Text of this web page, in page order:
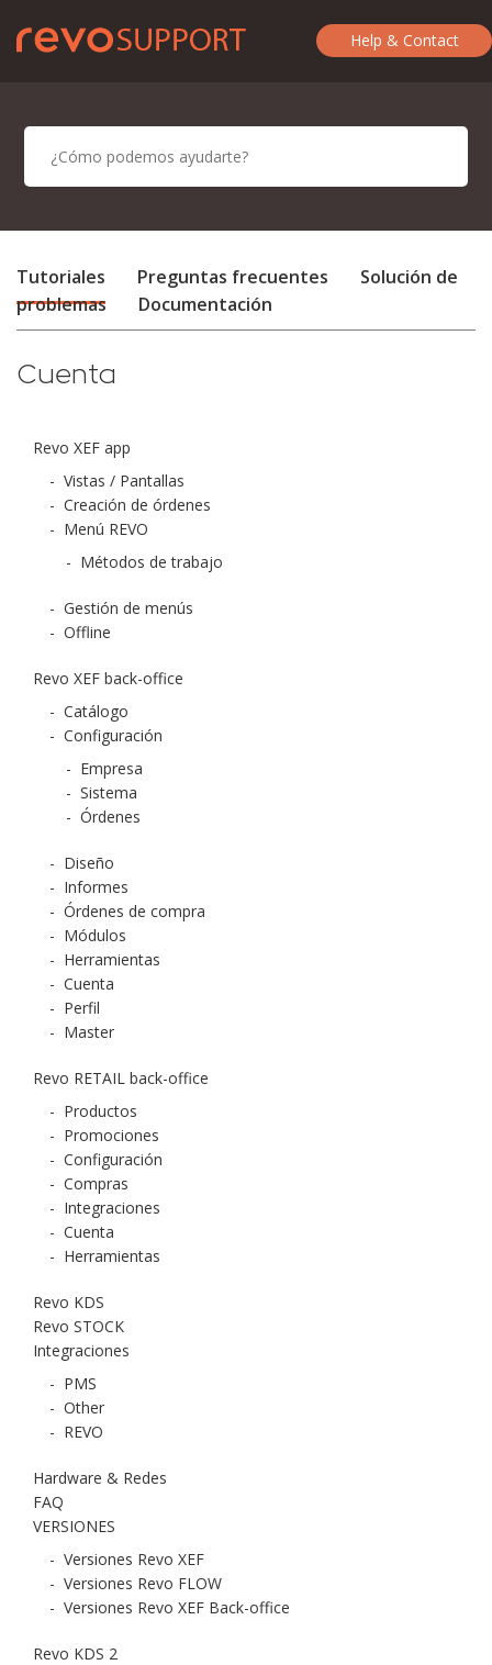
Help & Contact
Tutoriales Preguntas frecuentes
Solución de
problemas
Documentación
Cuenta
Revo XEF app
- Vistas / Pantallas
- Creación de órdenes
- Menú REVO
- Métodos de trabajo
- Gestión de menús
- Offline
Revo XEF back-office
- Catálogo
- Configuración
- Empresa
- Sistema
- Órdenes
- Diseño
- Informes
- Órdenes de compra
- Módulos
- Herramientas
- Cuenta
- Perfil
- Master
Revo RETAIL back-office
- Productos
- Promociones
- Configuración
- Compras
- Integraciones
- Cuenta
- Herramientas
Revo KDS
Revo STOCK
Integraciones
- PMS
- Other
- REVO
Hardware & Redes
FAQ
VERSIONES
- Versiones Revo XEF
- Versiones Revo FLOW
- Versiones Revo XEF Back-office
Revo KDS 2